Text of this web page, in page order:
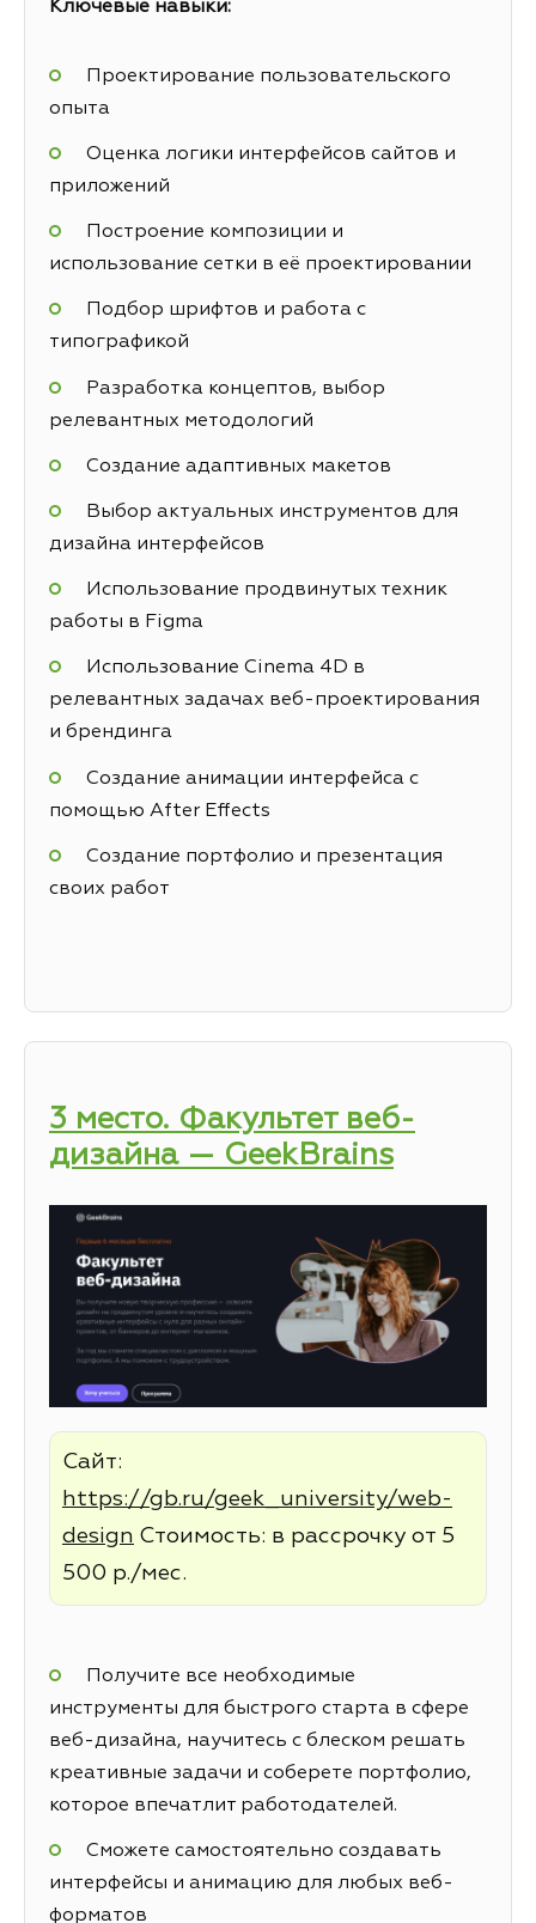
Ключевые навыки:
Проектирование пользовательского
опыта
Оценка логики интерфейсов сайтов и
приложений
Построение композиции и
использование сетки в её проектировании
Подбор шрифтов и работа с
типографикой
Разработка концептов, выбор
релевантных методологий
Создание адаптивных макетов
Выбор актуальных инструментов для
дизайна интерфейсов
Использование продвинутых техник
работы в Figma
Использование Cinema 4D в
релевантных задачах веб-проектирования
и брендинга
Создание анимации интерфейса с
помощью After Effects
Создание портфолио и презентация
своих работ
3 место. Факультет веб-
дизайна — GeekBrains
Сайт:
https://gb.ru/geek_university/web-
design Стоимость: в рассрочку от 5
500 р./мес.
Получите все необходимые
инструменты для быстрого старта в сфере
веб-дизайна, научитесь с блеском решать
креативные задачи и соберете портфолио,
которое впечатлит работодателей.
Сможете самостоятельно создавать
интерфейсы и анимацию для любых веб-
форматов